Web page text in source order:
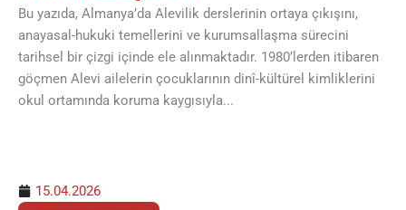
Bu yazıda, Almanya’da Alevilik derslerinin ortaya çıkışını,
anayasal-hukuki temellerini ve kurumsallaşma sürecini
tarihsel bir çizgi içinde ele alınmaktadır. 1980’lerden itibaren
göçmen Alevi ailelerin çocuklarının dinî-kültürel kimliklerini
okul ortamında koruma kaygısıyla...
15.04.2026